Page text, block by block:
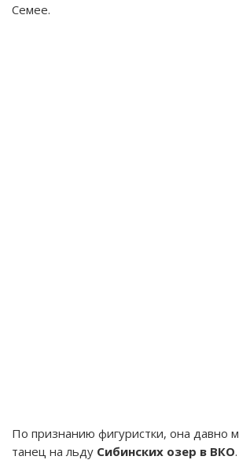
Семее.
По признанию фигуристки, она давно
танец на льду Сибинских озер в ВКО.